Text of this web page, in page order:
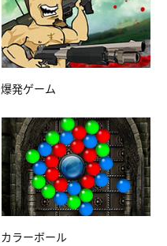
爆発ゲーム
カラーボール